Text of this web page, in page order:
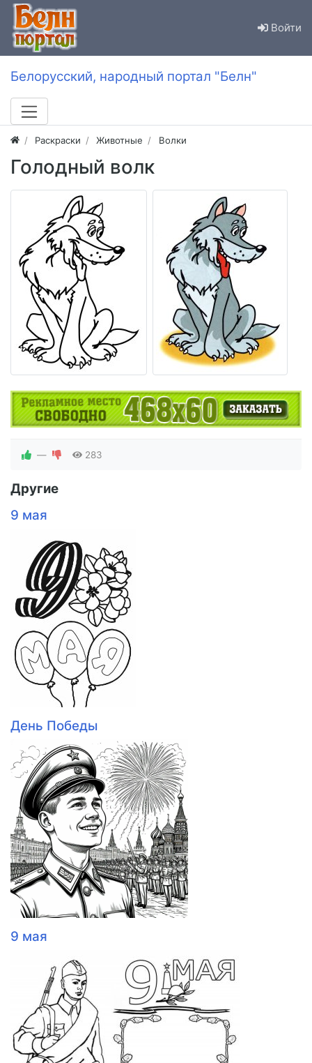
Войти
Белорусский, народный портал "Белн"
Раскраски Животные Волки
Голодный волк
— 283
Другие
9 мая
День Победы
9 мая